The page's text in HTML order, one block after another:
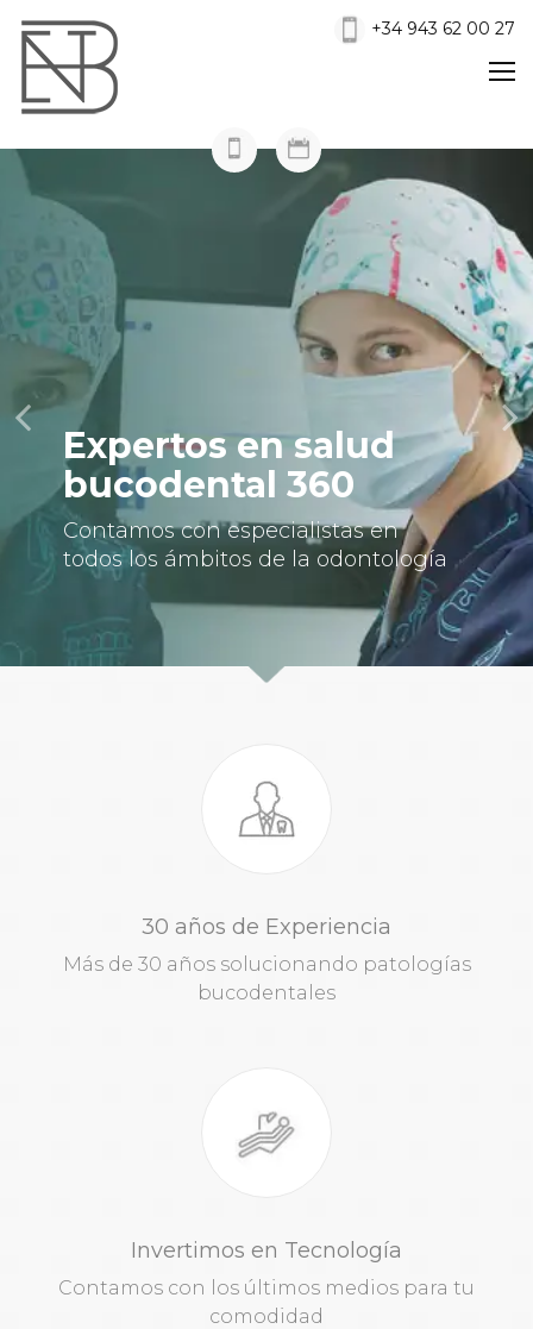
+34 943 62 00 27
Expertos en salud
bucodental 360
Contamos con especialistas en
todos los ámbitos de la odontología
30 años de Experiencia
Más de 30 años solucionando patologías
bucodentales
Invertimos en Tecnología
Contamos con los últimos medios para tu
comodidad